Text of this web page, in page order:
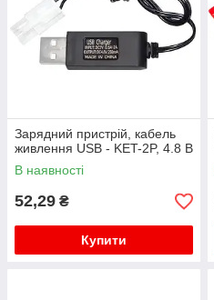
Зарядний пристрій, кабель
живлення USB - KET-2P, 4.8 В
В наявності
52,29 ₴
Купити